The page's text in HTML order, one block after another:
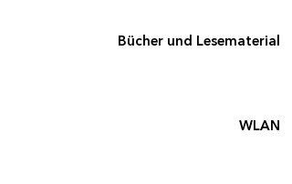
Bücher und Lesematerial
WLAN